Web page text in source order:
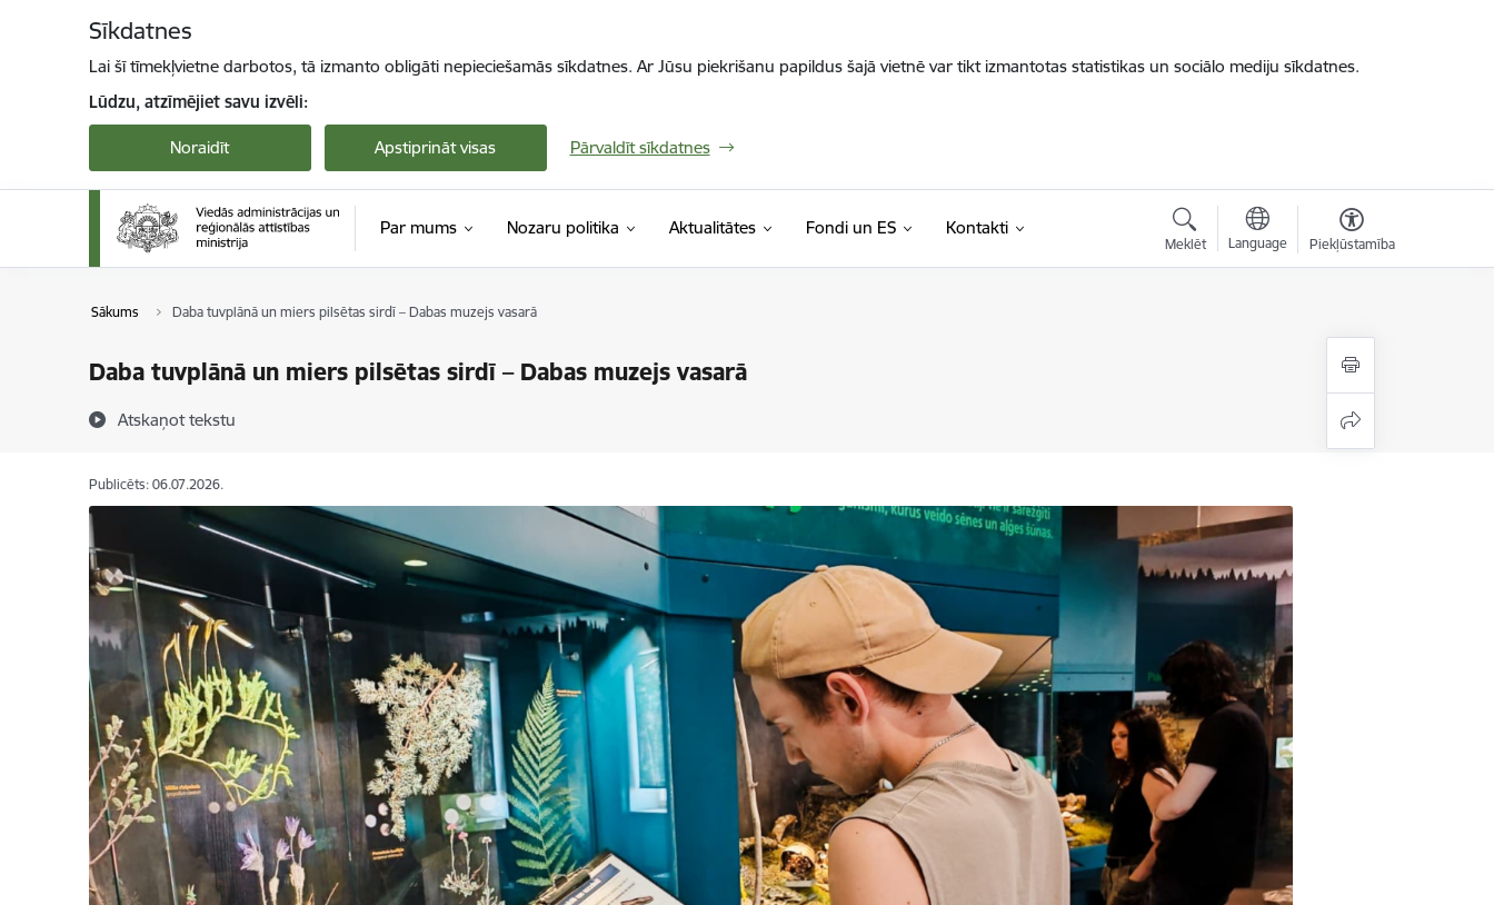
Sīkdatnes
Lai šī tīmekļvietne darbotos, tā izmanto obligāti nepieciešamās sīkdatnes. Ar Jūsu piekrišanu papildus šajā vietnē var tikt izmantotas statistikas un sociālo mediju sīkdatnes.
Lūdzu, atzīmējiet savu izvēli:
Noraidīt Apstiprināt visas Pārvaldīt sīkdatnes
Par mums Nozaru politika Aktualitātes Fondi un ES Kontakti
Meklēt Language Piekļūstamība
Sākums Daba tuvplānā un miers pilsētas sirdī – Dabas muzejs vasarā
Daba tuvplānā un miers pilsētas sirdī – Dabas muzejs vasarā
Atskaņot tekstu
Publicēts: 06.07.2026.